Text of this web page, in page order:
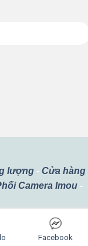
Facebook
lượng - Cửa hàng
Camera Imou -
MTV SURETECH